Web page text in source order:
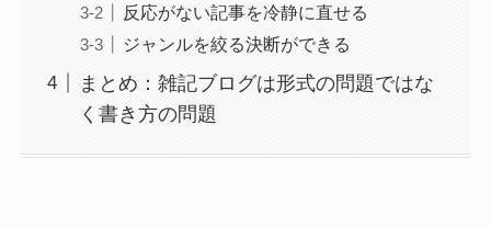
反応がない記事を冷静に直せる
ジャンルを絞る決断ができる
まとめ：雑記ブログは形式の問題ではな
く書き方の問題